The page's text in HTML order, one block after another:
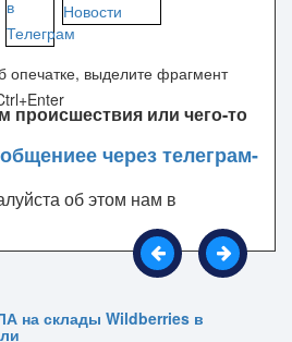
происшествия или чего-то
об этом нам в
опечатке, выделите фрагмент
на склады Wildberries в